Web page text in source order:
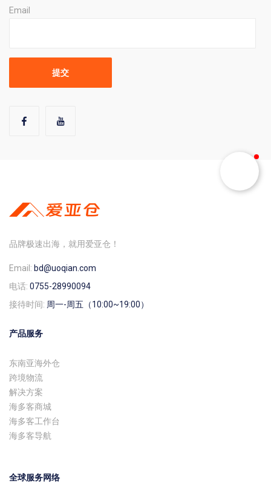
Email
品牌极速出海，就用爱亚仓！
Email: bd@uoqian.com
电话: 0755-28990094
接待时间: 周一-周五（10:00~19:00）
产品服务
东南亚海外仓
跨境物流
解决方案
海多客商城
海多客工作台
海多客导航
全球服务网络